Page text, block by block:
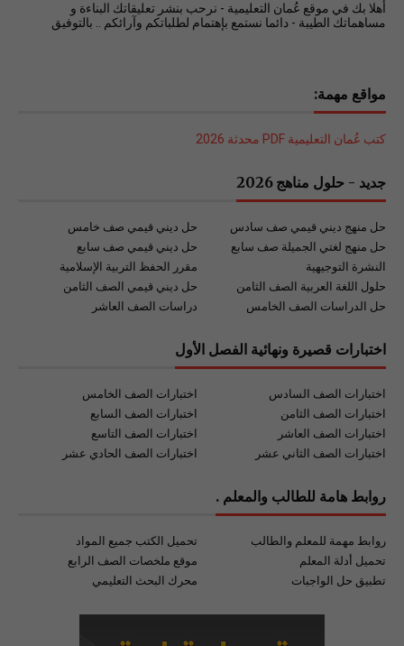
أهلا بك في موقع عُمان التعليمية - نرحب بنشر تعليقاتك البناءة و
مساهماتك الطيبة - دائما نستمع بإهتمام لطلباتكم وآرائكم .. بالتوفيق
مواقع مهمة:
كتب عُمان التعليمية PDF محدثة 2026
جديد - حلول مناهج 2026
حل ديني قيمي صف خامس
حل منهج ديني قيمي صف سادس
حل ديني قيمي صف سابع
حل منهج لغتي الجميلة صف سابع
مقرر الحفظ التربية الإسلامية
النشرة التوجيهية
حل ديني قيمي الصف الثامن
حلول اللغة العربية الصف الثامن
دراسات الصف العاشر
حل الدراسات الصف الخامس
اختبارات قصيرة ونهائية الفصل الأول
اختبارات الصف الخامس
اختبارات الصف السادس
اختبارات الصف السابع
اختبارات الصف الثامن
اختبارات الصف التاسع
اختبارات الصف العاشر
اختبارات الصف الحادي عشر
اختبارات الصف الثاني عشر
روابط هامة للطالب والمعلم .
تحميل الكتب جميع المواد
روابط مهمة للمعلم والطالب
موقع ملخصات الصف الرابع
تحميل أدلة المعلم
محرك البحث التعليمي
تطبيق حل الواجبات